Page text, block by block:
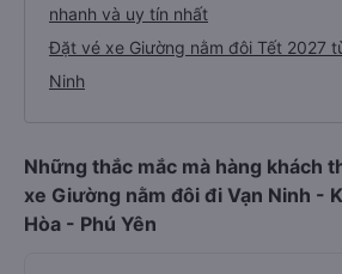
nhanh và uy tín nhất
Đặt vé xe Giường nằm đôi Tết 2027
Ninh
Những thắc mắc mà hàng khách
xe Giường nằm đôi đi Vạn Ninh -
Hòa - Phú Yên